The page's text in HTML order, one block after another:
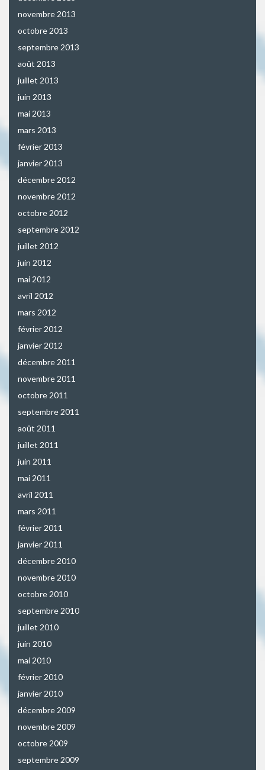
novembre 2013
octobre 2013
septembre 2013
août 2013
juillet 2013
juin 2013
mai 2013
mars 2013
février 2013
janvier 2013
décembre 2012
novembre 2012
octobre 2012
septembre 2012
juillet 2012
juin 2012
mai 2012
avril 2012
mars 2012
février 2012
janvier 2012
décembre 2011
novembre 2011
octobre 2011
septembre 2011
août 2011
juillet 2011
juin 2011
mai 2011
avril 2011
mars 2011
février 2011
janvier 2011
décembre 2010
novembre 2010
octobre 2010
septembre 2010
juillet 2010
juin 2010
mai 2010
février 2010
janvier 2010
décembre 2009
novembre 2009
octobre 2009
septembre 2009